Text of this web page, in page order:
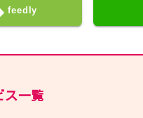
feedly
ス一覧